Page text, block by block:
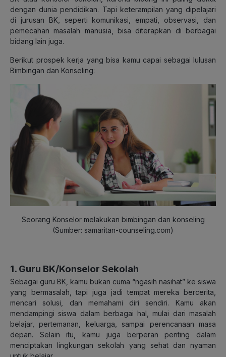
dengan dunia pendidikan. Tapi keterampilan yang dipelajari
di jurusan BK, seperti komunikasi, empati, observasi, dan
pemecahan masalah manusia, bisa diterapkan di berbagai
bidang lain juga.
Berikut prospek kerja yang bisa kamu capai sebagai lulusan
Bimbingan dan Konseling:
Seorang Konselor melakukan bimbingan dan konseling
(Sumber: samaritan-counseling.com)
1. Guru BK/Konselor Sekolah
Sebagai guru BK, kamu bukan cuma “ngasih nasihat” ke siswa
yang bermasalah, tapi juga jadi tempat mereka bercerita,
mencari solusi, dan memahami diri sendiri. Kamu akan
mendampingi siswa dalam berbagai hal, mulai dari masalah
belajar, pertemanan, keluarga, sampai perencanaan masa
depan. Selain itu, kamu juga berperan penting dalam
menciptakan lingkungan sekolah yang sehat dan nyaman